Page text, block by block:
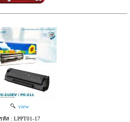
view
รหัส : LPPT01-17